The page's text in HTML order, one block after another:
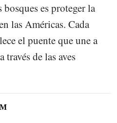
es proteger la
las Américas. Cada
el puente que une a
través de las aves